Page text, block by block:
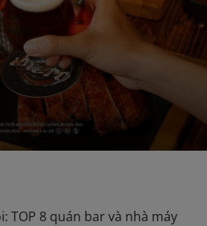
TOP 8 quán bar và nhà máy